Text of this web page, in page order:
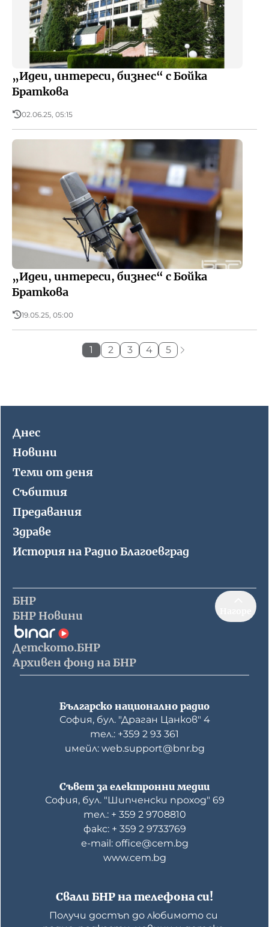
„Идеи, интереси, бизнес“ с Бойка
Браткова
02.06.25, 05:15
„Идеи, интереси, бизнес“ с Бойка
Браткова
19.05.25, 05:00
1 2 3 4 5
Днес
Новини
Теми от деня
Събития
Предавания
Здраве
История на Радио Благоевград
БНР
БНР Новини
Детското.БНР
Архивен фонд на БНР
Българско национално радио
София, бул. "Драган Цанков" 4
тел.: +359 2 93 361
имейл: web.support@bnr.bg
Свали БНР на телефона си!
Получи достъп до любимото си
Съвет за електронни медии
София, бул. "Шипченски проход" 69
тел.: + 359 2 9708810
факс: + 359 2 9733769
е-mail: office@cem.bg
www.cem.bg